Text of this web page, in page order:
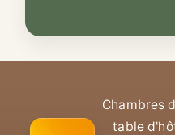
Chambres
table